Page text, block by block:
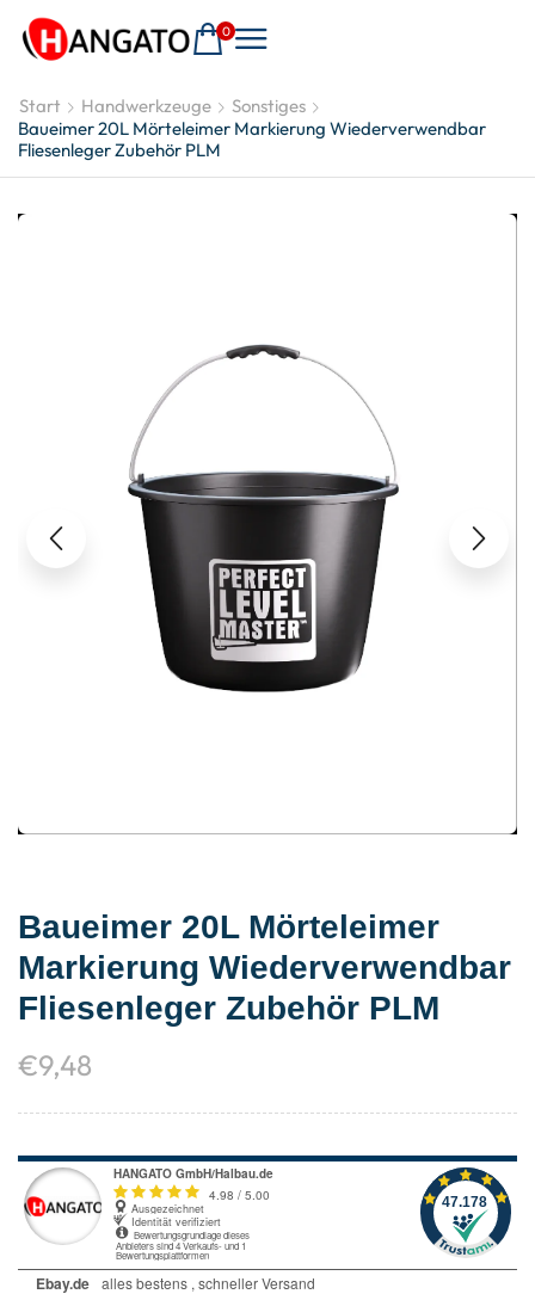
0
Start Handwerkzeuge
Sonstiges
Baueimer 20L Mörteleimer Markierung Wiederverwendbar
Fliesenleger Zubehör PLM
Baueimer 20L Mörteleimer
Markierung Wiederverwendbar
Fliesenleger Zubehör PLM
€9,48